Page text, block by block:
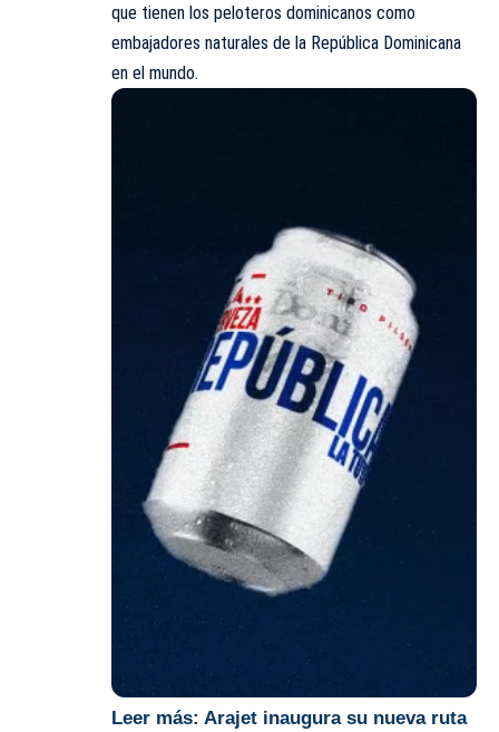
que tienen los peloteros dominicanos como
embajadores naturales de la República Dominicana
en el mundo.
Leer más: Arajet inaugura su nueva ruta